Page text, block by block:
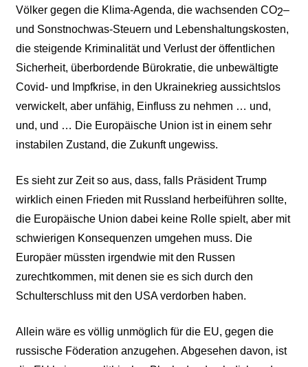
Völker gegen die Klima-Agenda, die wachsenden CO2–
und Sonstnochwas-Steuern und Lebenshaltungskosten,
die steigende Kriminalität und Verlust der öffentlichen
Sicherheit, überbordende Bürokratie, die unbewältigte
Covid- und Impfkrise, in den Ukrainekrieg aussichtslos
verwickelt, aber unfähig, Einfluss zu nehmen … und,
und, und … Die Europäische Union ist in einem sehr
instabilen Zustand, die Zukunft ungewiss.
Es sieht zur Zeit so aus, dass, falls Präsident Trump
wirklich einen Frieden mit Russland herbeiführen sollte,
die Europäische Union dabei keine Rolle spielt, aber mit
schwierigen Konsequenzen umgehen muss. Die
Europäer müssten irgendwie mit den Russen
zurechtkommen, mit denen sie es sich durch den
Schulterschluss mit den USA verdorben haben.
Allein wäre es völlig unmöglich für die EU, gegen die
russische Föderation anzugehen. Abgesehen davon, ist